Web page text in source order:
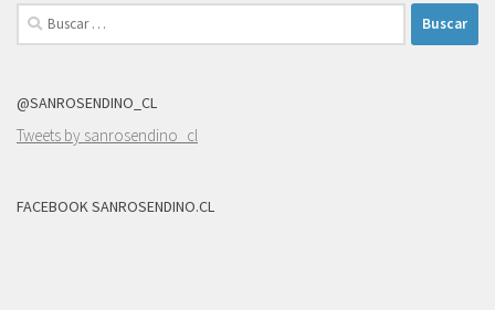
Buscar:
@SANROSENDINO_CL
Tweets by sanrosendino_cl
FACEBOOK SANROSENDINO.CL